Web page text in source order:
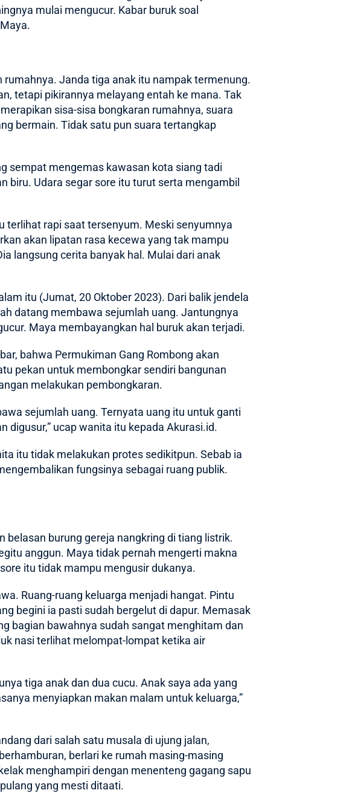
mulai mengucur. Kabar buruk soal
rumahnya. Janda tiga anak itu nampak termenung.
tetapi pikirannya melayang entah ke mana. Tak
sisa-sisa bongkaran rumahnya, suara
bermain. Tidak satu pun suara tertangkap
sempat mengemas kawasan kota siang tadi
biru. Udara segar sore itu turut serta mengambil
terlihat rapi saat tersenyum. Meski senyumnya
akan lipatan rasa kecewa yang tak mampu
langsung cerita banyak hal. Mulai dari anak
itu (Jumat, 20 Oktober 2023). Dari balik jendela
datang membawa sejumlah uang. Jantungnya
Maya membayangkan hal buruk akan terjadi.
bahwa Permukiman Gang Rombong akan
pekan untuk membongkar sendiri bangunan
melakukan pembongkaran.
sejumlah uang. Ternyata uang itu untuk ganti
digusur,” ucap wanita itu kepada Akurasi.id.
itu tidak melakukan protes sedikitpun. Sebab ia
fungsinya sebagai ruang publik.
burung gereja nangkring di tiang listrik.
anggun. Maya tidak pernah mengerti makna
itu tidak mampu mengusir dukanya.
Ruang-ruang keluarga menjadi hangat. Pintu
begini ia pasti sudah bergelut di dapur. Memasak
bagian bawahnya sudah sangat menghitam dan
nasi terlihat melompat-lompat ketika air
tiga anak dan dua cucu. Anak saya ada yang
menyiapkan makan malam untuk keluarga,”
dari salah satu musala di ujung jalan,
berlari ke rumah masing-masing
menghampiri dengan menenteng gagang sapu
yang mesti ditaati.